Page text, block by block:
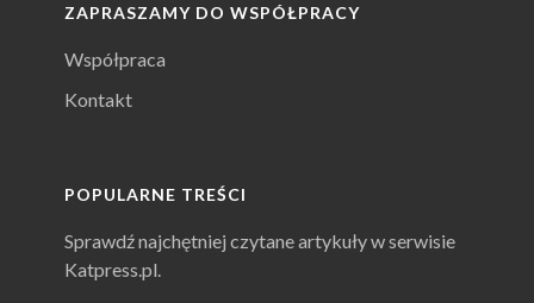
ZAPRASZAMY DO WSPÓŁPRACY
Współpraca
Kontakt
POPULARNE TREŚCI
Sprawdź najchętniej czytane artykuły w serwisie
Katpress.pl.